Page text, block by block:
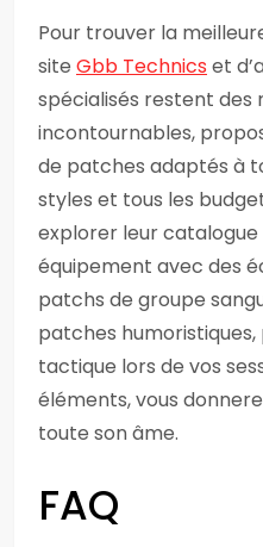
Pour trouver la
site Gbb Technics et
spécialisés restent des
incontournables,
de patches adaptés à
styles et tous les
explorer leur
équipement avec des
patchs de groupe
patches
tactique lors de vos
éléments, vous
toute son âme.
FAQ